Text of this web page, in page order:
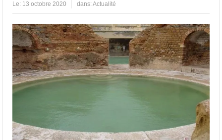
Le: 13 octobre 2020 dans:Actualité